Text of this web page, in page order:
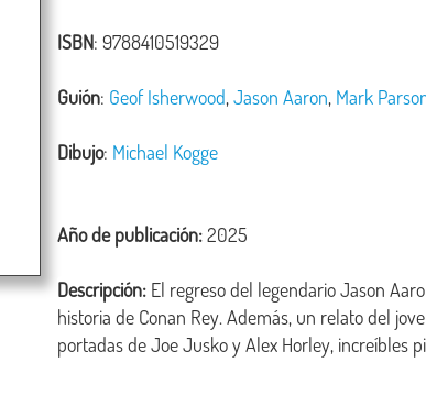
ISBN: 9788410519329
Guión: Geof Isherwood,Jason Aaron, Mark
Dibujo: Michael Kogge
Año de publicación:2025
Descripción: El regreso del legendario Jason
historia de Conan Rey. Además, un relato del
portadas de Joe Jusko y Alex Horley, increíbles